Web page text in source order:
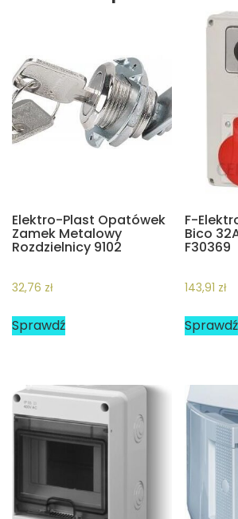
Elektro-Plast Opatówek
Zamek Metalowy
Rozdzielnicy 9102
32,76 zł
Sprawdź
F-
Bico
F30369
143,91 zł
Sprawdź